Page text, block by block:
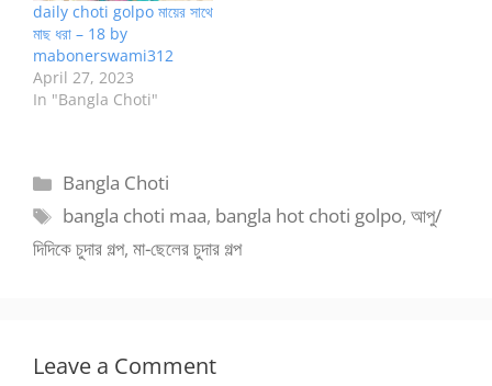
daily choti golpo মায়ের সাথে
মাছ ধরা – 18 by
mabonerswami312
April 27, 2023
In "Bangla Choti"
Categories
Bangla Choti
Tags
bangla choti maa, bangla hot choti golpo,আপু/
দিদিকে চুদার গল্প, মা-ছেলের চুদার গল্প
Leave a Comment